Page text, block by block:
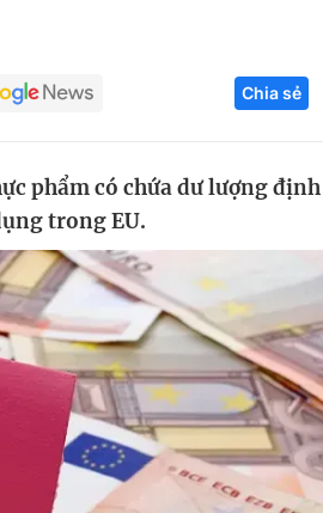
Hitech Công
Thị trường
Tư vấn
Chia sẻ
phẩm có chứa dư lượng định
trong EU.